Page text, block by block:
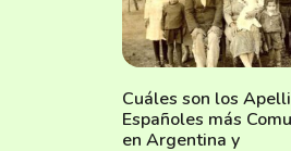
Cuáles son los
Españoles más
en Argentina y